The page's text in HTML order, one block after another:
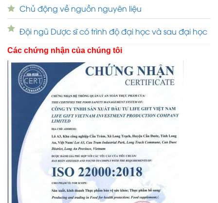
Chủ động về nguồn nguyên liệu
Đội ngũ Dược sĩ có trình độ đại học và sau đại học
Các chứng nhận của chúng tôi